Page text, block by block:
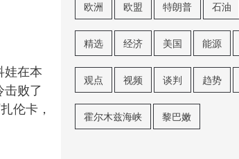
娃在本
击败了
伦卡，
欧洲 欧盟 特朗普 石油
精选 经济 美国 能源
观点 视频 谈判 趋势
霍尔木兹海峡 黎巴嫩